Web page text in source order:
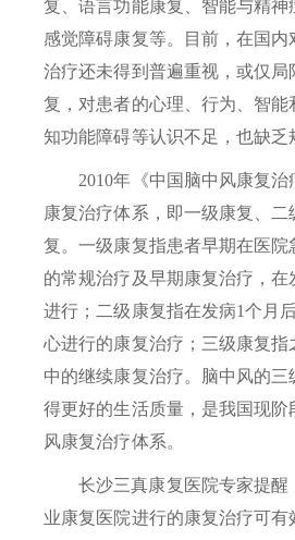
复、语言功能康复、智能与精神
感觉障碍康复等。目前，在国内
治疗还未得到普遍重视，或仅局
复，对患者的心理、行为、智能
知功能障碍等认识不足，也缺乏
2010年《中国脑中风康复
康复治疗体系，即一级康复、
复。一级康复指患者早期在医院
的常规治疗及早期康复治疗，在
进行；二级康复指在发病1个月
心进行的康复治疗；三级康复指
中的继续康复治疗。脑中风的
得更好的生活质量，是我国现阶
风康复治疗体系。
长沙三真康复医院专家提醒
业康复医院进行的康复治疗可